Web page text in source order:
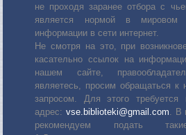
не проходя заранее отбора с
является нормой в мировом
информации в сети интернет.
Не смотря на это, при
касательно ссылок на
нашем сайте,
являетесь, просим обращаться
запросом. Для этого требуется
адрес: vse.biblioteki@gmail.com . В
рекомендуем подать